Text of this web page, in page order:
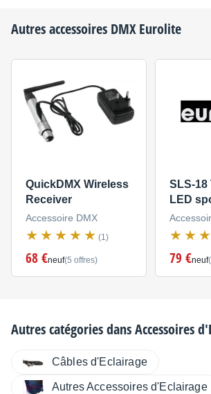
Autres accessoires DMXEurolite
QuickDMX Wireless
Receiver
Accessoire DMX
(1)
68 €neuf(5 offres)
SLS-18
LED
79 €neuf
Autres catégories dansAccessoires
Câbles d'Eclairage
Autres Accessoires d'Eclairage